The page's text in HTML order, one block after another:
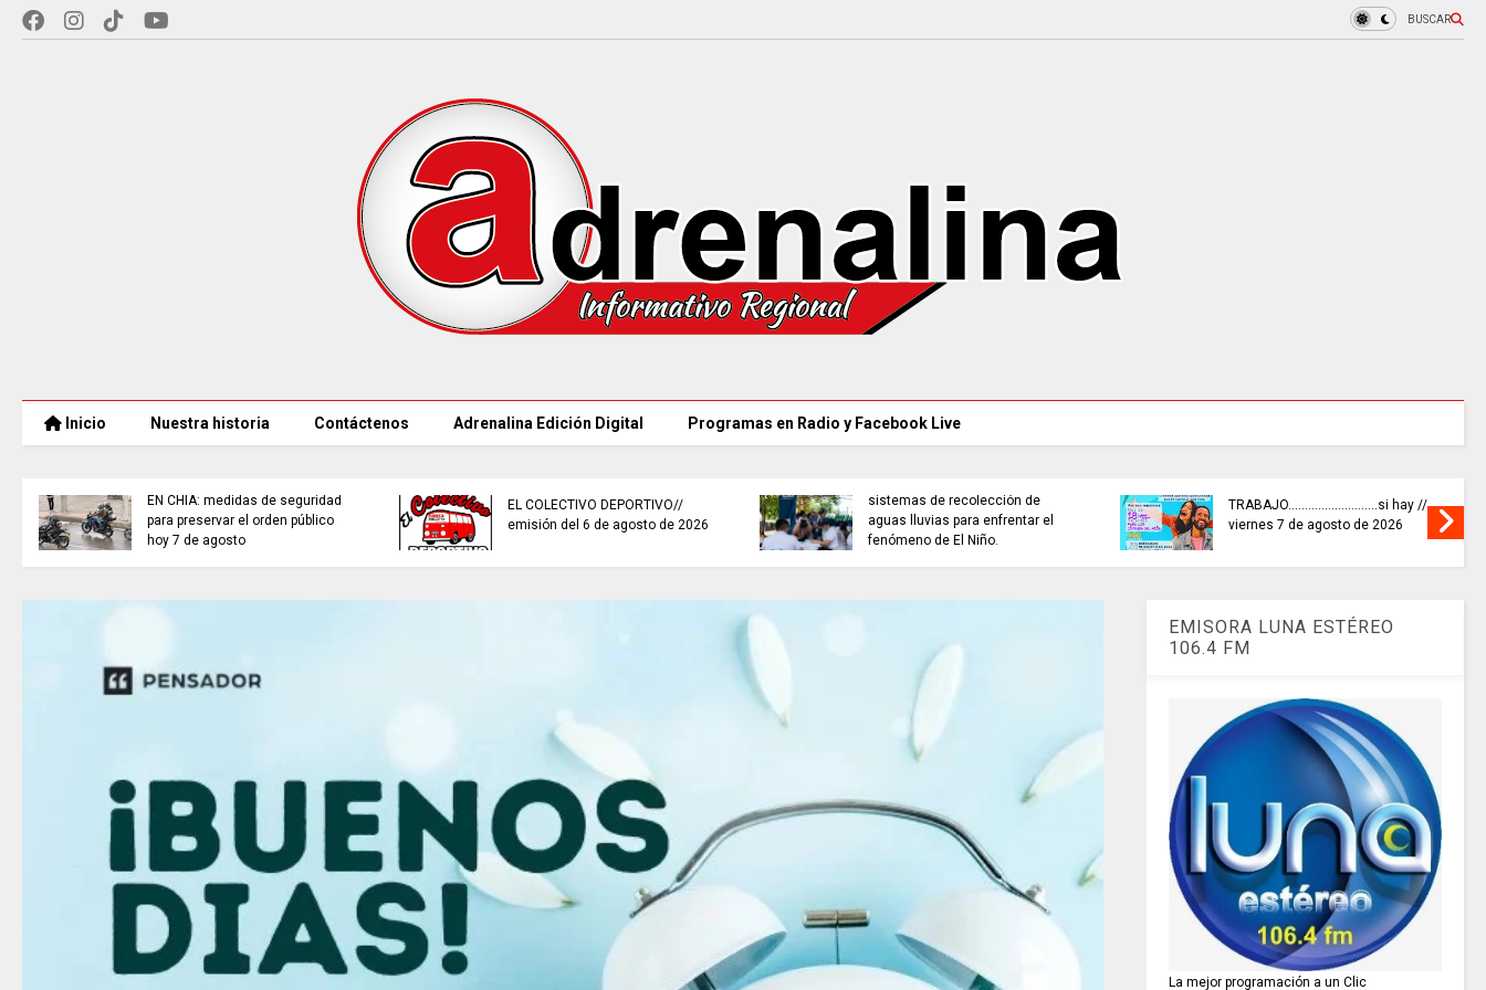
BUSCAR
Inicio Nuestra historia Contáctenos Adrenalina Edición Digital Programas en Radio y Facebook Live
EN CHÍA: medidas de seguridad
para preservar el orden público
hoy 7 de agosto
EL COLECTIVO DEPORTIVO//
emisión del 6 de agosto de 2026
sistemas de recolección de
aguas lluvias para enfrentar el
fenómeno de El Niño.
TRABAJO...........................si hay //
viernes 7 de agosto de 2026
EMISORA LUNA ESTÉREO
106.4 FM
La mejor programación a un Clic